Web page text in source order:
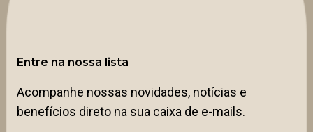
Entre na nossa lista
Acompanhe nossas novidades, notícias e
benefícios direto na sua caixa de e-mails.